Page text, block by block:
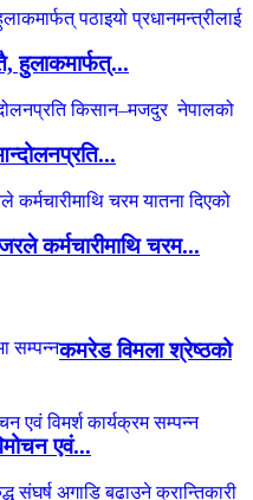
हुलाकमार्फत्...
कर्मचारीमाथि चरम...
कमरेड विमला श्रेष्ठको
एवं...